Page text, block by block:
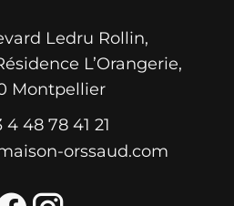
Ledru Rollin,
L’Orangerie,
Montpellier
4 48 78 41 21
orssaud.com